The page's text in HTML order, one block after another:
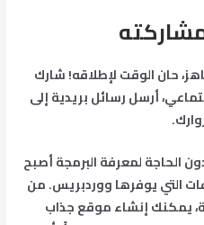
حان الوقت لإطلاقه! شارك
أرسل رسائل بريدية إلى
الحاجة لمعرفة البرمجة أصبح
التي يوفرها ووردبريس. من
يمكنك إنشاء موقع جذاب